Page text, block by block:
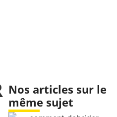
Nos articles sur le
même sujet